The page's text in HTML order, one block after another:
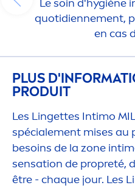
Le soin d'hygiène
quotidiennement,
en cas
PLUS
PRODUIT
Les Lingettes Intimo
spécialement mises au
besoins de la zone
sensation de propreté,
être - chaque jour. Les